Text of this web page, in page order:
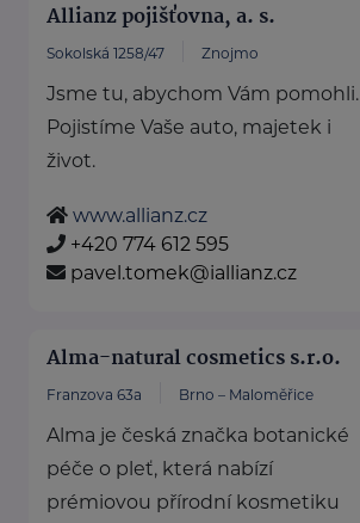
Allianz pojišťovna, a. s.
Sokolská 1258/47 Znojmo
Jsme tu, abychom Vám pomohli.
Pojistíme Vaše auto, majetek i
život.
www.allianz.cz
+420 774 612 595
pavel.tomek@iallianz.cz
Alma-natural cosmetics s.r.o.
Franzova 63a Brno – Maloměřice
Alma je česká značka botanické
péče o pleť, která nabízí
prémiovou přírodní kosmetiku